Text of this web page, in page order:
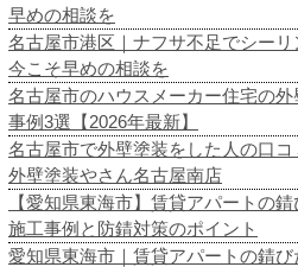
早めの相談を
名古屋市港区｜ナフサ不足でシー
今こそ早めの相談を
名古屋市のハウスメーカー住宅の
事例3選【2026年最新】
名古屋市で外壁塗装をした人の口
外壁塗装やさん名古屋南店
【愛知県東海市】賃貸アパートの
施工事例と防錆対策のポイント
愛知県東海市｜賃貸アパートの錆